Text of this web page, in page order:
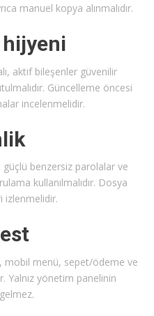
manuel kopya alınmalıdır.
aktif bileşenler güvenilir
Güncelleme öncesi
incelenmelidir.
güçlü benzersiz parolalar ve
kullanılmalıdır. Dosya
izlenmelidir.
menü, sepet/ödeme ve
Yalnız yönetim panelinin